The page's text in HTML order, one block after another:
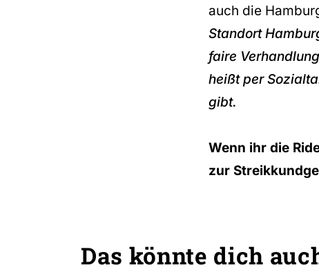
auch die
Standort
faire
heißt per
gibt.
Wenn ihr die
zur
Das könnte dich